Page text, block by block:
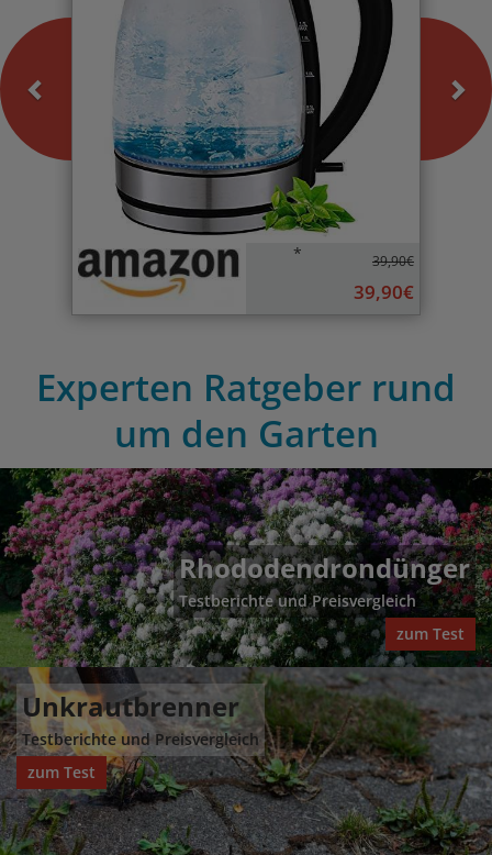
* 39,90€
39,90€
Experten Ratgeber rund
um den Garten
Rhododendrondünger
Testberichte und Preisvergleich
zum Test
Unkrautbrenner
Testberichte und Preisvergleich
zum Test